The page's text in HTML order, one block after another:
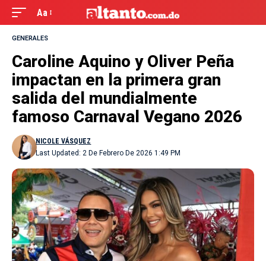
Aa
GENERALES
Caroline Aquino y Oliver Peña
impactan en la primera gran
salida del mundialmente
famoso Carnaval Vegano 2026
Last Updated: 2 De Febrero De 2026 1:49 PM
NICOLE VÁSQUEZ